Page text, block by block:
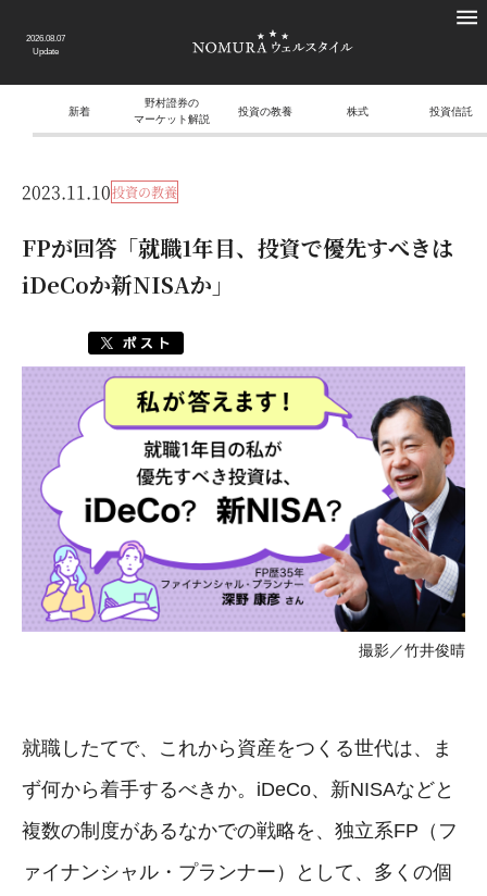
2026.08.07
Update
新着
野村證券の
マーケット解説
投資の教養 株式 投資信託
2023.11.10投資の教養
FPが回答「就職1年目、投資で優先すべきは
iDeCoか新NISAか」
撮影／竹井俊晴
就職したてで、これから資産をつくる世代は、ま
ず何から着手するべきか。iDeCo、新NISAなどと
複数の制度があるなかでの戦略を、独立系FP（フ
ァイナンシャル・プランナー）として、多くの個